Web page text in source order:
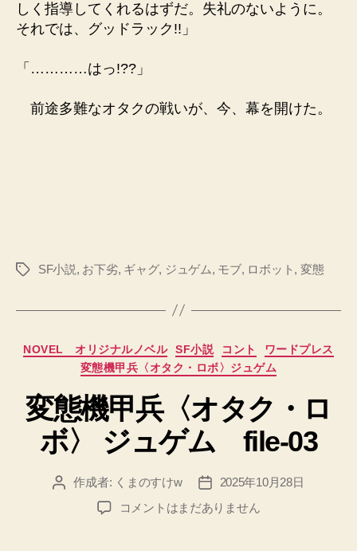
しく指導してくれるはずだ。失礼のないように。
それでは、グッドラック!!」
「…………はっ!??」
前途多難なオタクの戦いが、今、幕を開けた。
タ
SF小説, お下劣, ギャグ, ジュゲム, モブ, ロボット , 変態
カ
テ
ゴ
リ
ー
NOVEL オリジナルノベル SF小説 コント
ワードプレス
変態機甲兵〈オタク・ロボ〉ジュゲム
変態機甲兵〈オタク・ロ
ボ〉 ジュゲム file-03
投
作成者: くまのすけw
投
稿
日
2025年10月28日
変
コメントはまだありません